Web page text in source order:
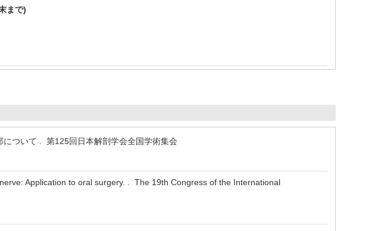
まで)
ついて . 第125回日本解剖学会全国学術集会
Application to oral surgery. . The 19th Congress of the International